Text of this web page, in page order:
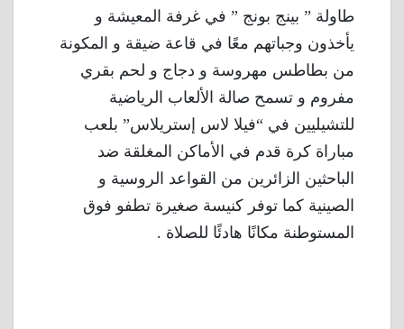
طاولة ” بينج بونج ” في غرفة المعيشة و
يأخذون وجباتهم معًا في قاعة ضيقة و المكونة
من بطاطس مهروسة و دجاج و لحم بقري
مفروم و تسمح صالة الألعاب الرياضية
للتشيليين في “فيلا لاس إستريلاس” بلعب
مباراة كرة قدم في الأماكن المغلقة ضد
الباحثين الزائرين من القواعد الروسية و
الصينية كما توفر كنيسة صغيرة تطفو فوق
المستوطنة مكانًا هادئًا للصلاة .